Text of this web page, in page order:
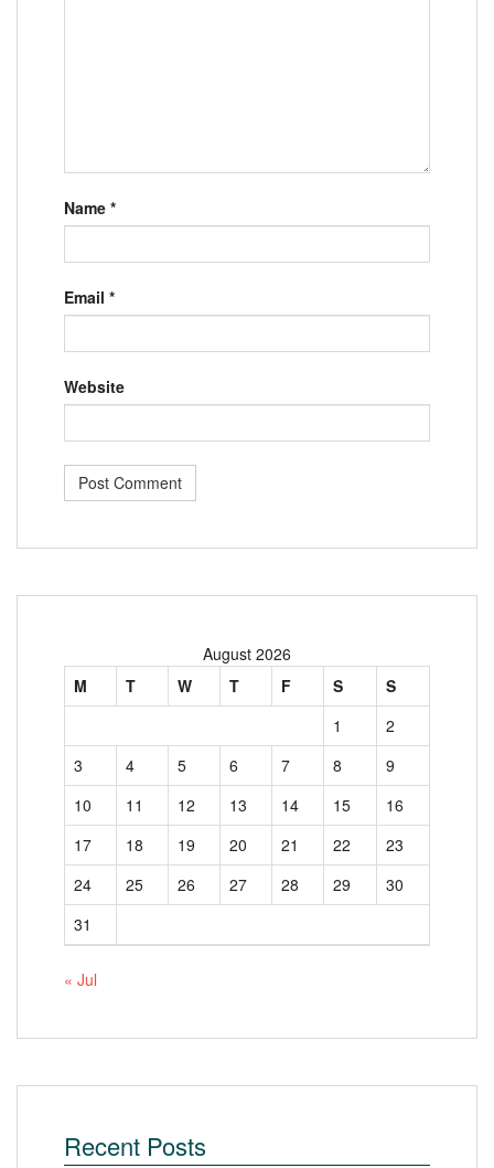
Name *
Email *
Website
August 2026
M
T W T F S
S
1
2
3
4 5 6 7 8
9
10
11 12 13 14 15
16
17
18 19 20 21 22
23
24
25 26 27 28 29
30
31
« Jul
Recent Posts